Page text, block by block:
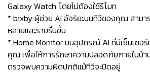
Galaxy Watch โดยไม่ต้องใช้รีโมท
* bixby ผู้ช่วย AI อัจริยะบนทีวีของคุณ สามา
หลายและราบรื่นขึ้น
* Home Monitor บนอุปกรณ์ AI ที่มีเซ็นเซอ
คุณ เพื่อให้การรักษาความปลอดภัยภายในบ้า
ตรวจพบความผิดปกติแม้ทีวีจะปิดอยู่